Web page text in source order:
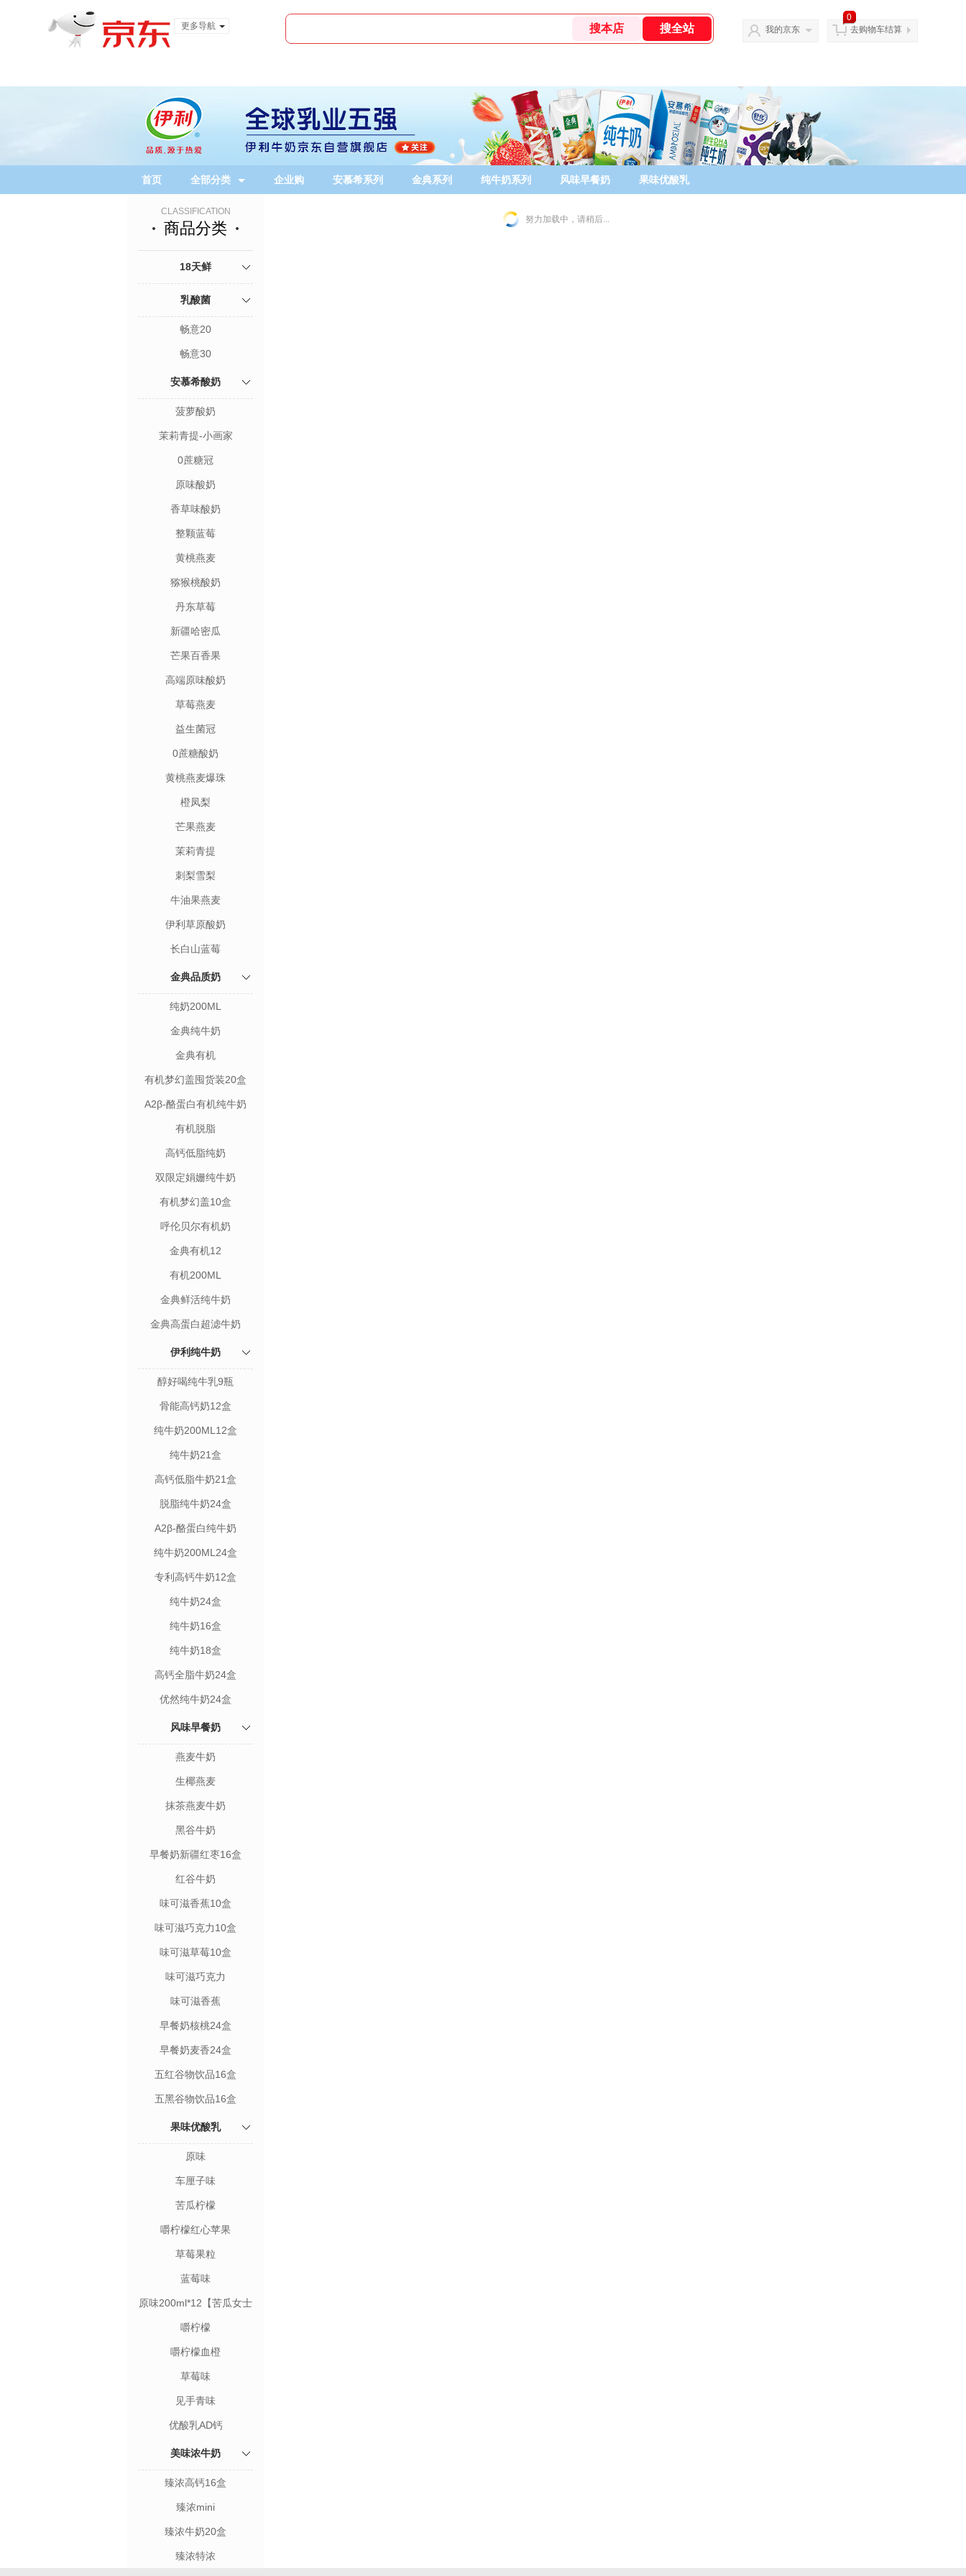
更多导航
我的京东
0
去购物车结算
首页 全部分类 企业购 安慕希系列 金典系列 纯牛奶系列 风味早餐奶 果味优酸乳
CLASSIFICATION
商品分类
18天鲜
乳酸菌
畅意20
畅意30
安慕希酸奶
菠萝酸奶
茉莉青提-小画家
0蔗糖冠
原味酸奶
香草味酸奶
整颗蓝莓
黄桃燕麦
猕猴桃酸奶
丹东草莓
新疆哈密瓜
芒果百香果
高端原味酸奶
草莓燕麦
益生菌冠
0蔗糖酸奶
黄桃燕麦爆珠
橙凤梨
芒果燕麦
茉莉青提
刺梨雪梨
牛油果燕麦
伊利草原酸奶
长白山蓝莓
金典品质奶
纯奶200ML
金典纯牛奶
金典有机
有机梦幻盖囤货装20盒
A2β-酪蛋白有机纯牛奶
有机脱脂
高钙低脂纯奶
双限定娟姗纯牛奶
有机梦幻盖10盒
呼伦贝尔有机奶
金典有机12
有机200ML
金典鲜活纯牛奶
金典高蛋白超滤牛奶
伊利纯牛奶
醇好喝纯牛乳9瓶
骨能高钙奶12盒
纯牛奶200ML12盒
纯牛奶21盒
高钙低脂牛奶21盒
脱脂纯牛奶24盒
A2β-酪蛋白纯牛奶
200ML24盒
纯牛奶200ML24盒
专利高钙牛奶12盒
纯牛奶24盒
纯牛奶16盒
纯牛奶18盒
高钙全脂牛奶24盒
优然纯牛奶24盒
风味早餐奶
燕麦牛奶
生椰燕麦
抹茶燕麦牛奶
黑谷牛奶
早餐奶新疆红枣16盒
红谷牛奶
味可滋香蕉10盒
味可滋巧克力10盒
味可滋草莓10盒
味可滋巧克力
味可滋香蕉
早餐奶核桃24盒
早餐奶麦香24盒
五红谷物饮品16盒
五黑谷物饮品16盒
果味优酸乳
原味
车厘子味
苦瓜柠檬
嚼柠檬红心苹果
草莓果粒
蓝莓味
原味200ml*12【苦瓜女士
限定装】
嚼柠檬
嚼柠檬血橙
草莓味
见手青味
优酸乳AD钙
美味浓牛奶
臻浓高钙16盒
臻浓mini
臻浓牛奶20盒
臻浓特浓
努力加载中，请稍后...